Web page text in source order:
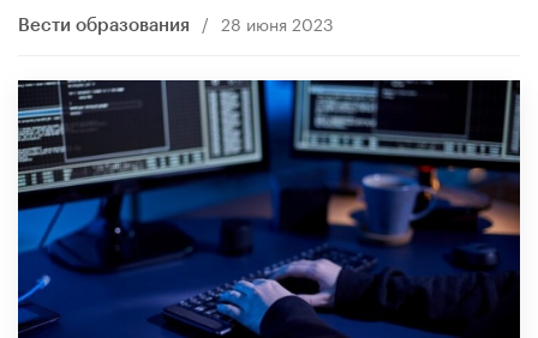
Вести образования / 28 июня 2023